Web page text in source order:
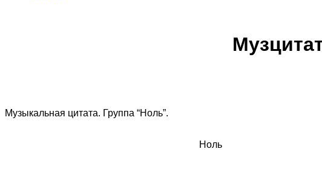
Музыкальная цитата. Группа “Ноль”.
Ноль